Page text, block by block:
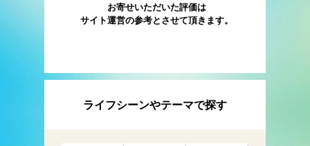
お寄せいただいた評価は
サイト運営の参考とさせて頂きます。
ライフシーンやテーマで探す